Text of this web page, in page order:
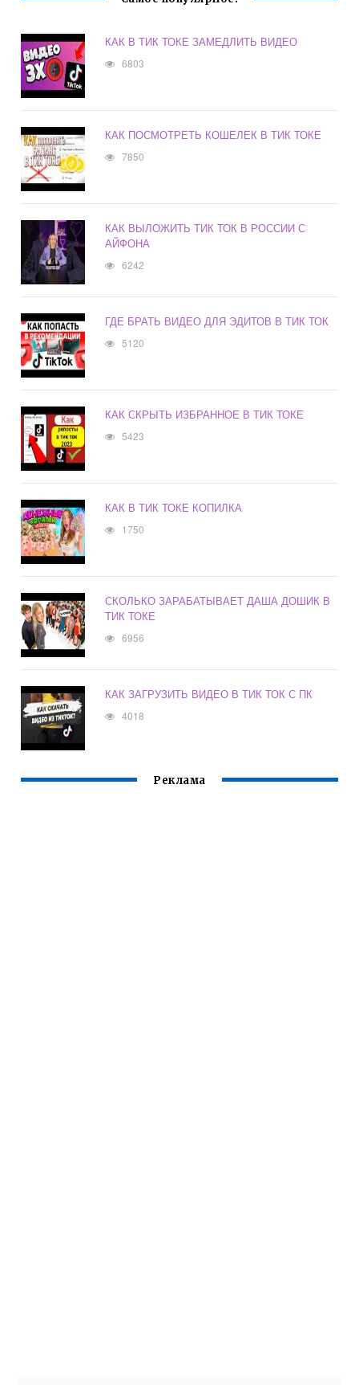
КАК В ТИК ТОКЕ ЗАМЕДЛИТЬ ВИДЕО
6803
КАК ПОСМОТРЕТЬ КОШЕЛЕК В ТИК ТОКЕ
7850
КАК ВЫЛОЖИТЬ ТИК ТОК В РОССИИ С
АЙФОНА
6242
ГДЕ БРАТЬ ВИДЕО ДЛЯ ЭДИТОВ В ТИК ТОК
5120
КАК СКРЫТЬ ИЗБРАННОЕ В ТИК ТОКЕ
5423
КАК В ТИК ТОКЕ КОПИЛКА
1750
СКОЛЬКО ЗАРАБАТЫВАЕТ ДАША ДОШИК В
ТИК ТОКЕ
6956
КАК ЗАГРУЗИТЬ ВИДЕО В ТИК ТОК С ПК
4018
Реклама